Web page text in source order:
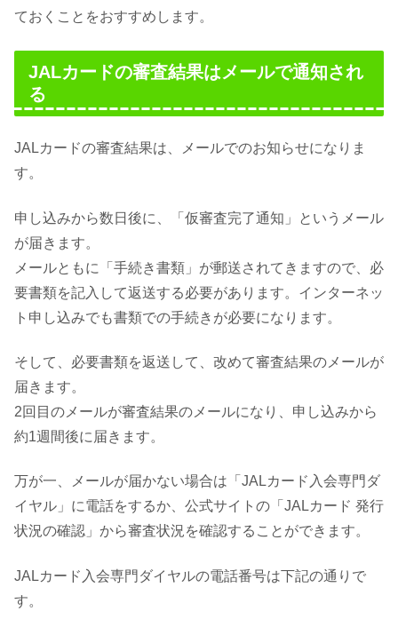
ておくことをおすすめします。
JALカードの審査結果はメールで通知され
る
JALカードの審査結果は、メールでのお知らせになりま
す。
申し込みから数日後に、「仮審査完了通知」というメール
が届きます。
メールともに「手続き書類」が郵送されてきますので、必
要書類を記入して返送する必要があります。インターネッ
ト申し込みでも書類での手続きが必要になります。
そして、必要書類を返送して、改めて審査結果のメールが
届きます。
2回目のメールが審査結果のメールになり、申し込みから
約1週間後に届きます。
万が一、メールが届かない場合は「JALカード入会専門ダ
イヤル」に電話をするか、公式サイトの「JALカード 発行
状況の確認」から審査状況を確認することができます。
JALカード入会専門ダイヤルの電話番号は下記の通りで
す。